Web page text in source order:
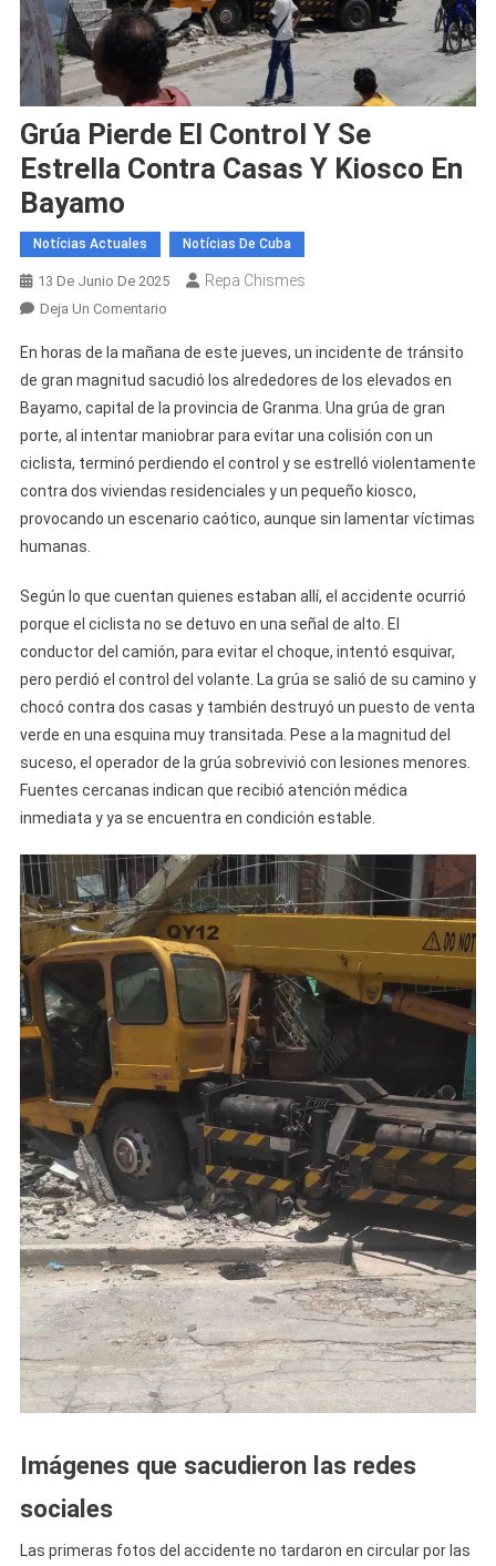
Grúa Pierde El Control Y Se
Estrella Contra Casas Y Kiosco En
Bayamo
Notícias Actuales Notícias De Cuba
13 De Junio De 2025 Repa Chismes
Deja Un ComentarioEn
Pierde
El
Control
Y
Se
Estrella
Contra
Kiosco
En horas de la mañana de este jueves, un incidente de tránsito
de gran magnitud sacudió los alrededores de los elevados en
Bayamo, capital de la provincia de Granma. Una grúa de gran
porte, al intentar maniobrar para evitar una colisión con un
ciclista, terminó perdiendo el control y se estrelló violentamente
contra dos viviendas residenciales y un pequeño kiosco,
provocando un escenario caótico, aunque sin lamentar víctimas
humanas.
Según lo que cuentan quienes estaban allí, el accidente ocurrió
porque el ciclista no se detuvo en una señal de alto. El
conductor del camión, para evitar el choque, intentó esquivar,
pero perdió el control del volante. La grúa se salió de su camino y
chocó contra dos casas y también destruyó un puesto de venta
verde en una esquina muy transitada. Pese a la magnitud del
suceso, el operador de la grúa sobrevivió con lesiones menores.
Fuentes cercanas indican que recibió atención médica
inmediata y ya se encuentra en condición estable.
Imágenes que sacudieron las redes
sociales
Las primeras fotos del accidente no tardaron en circular por las